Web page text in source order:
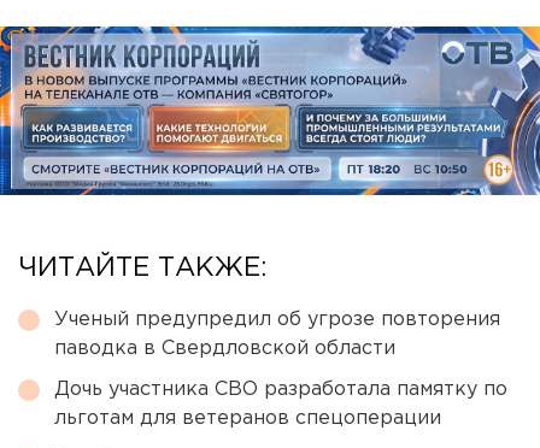
ЧИТАЙТЕ ТАКЖЕ:
Ученый предупредил об угрозе повторения
паводка в Свердловской области
Дочь участника СВО разработала памятку по
льготам для ветеранов спецоперации